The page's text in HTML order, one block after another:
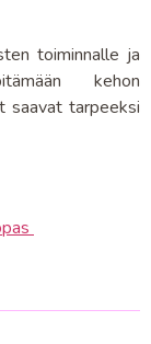
toiminnalle ja
kehon
saavat tarpeeksi